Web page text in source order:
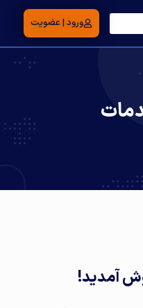
ورود | عضویت
آمدید!